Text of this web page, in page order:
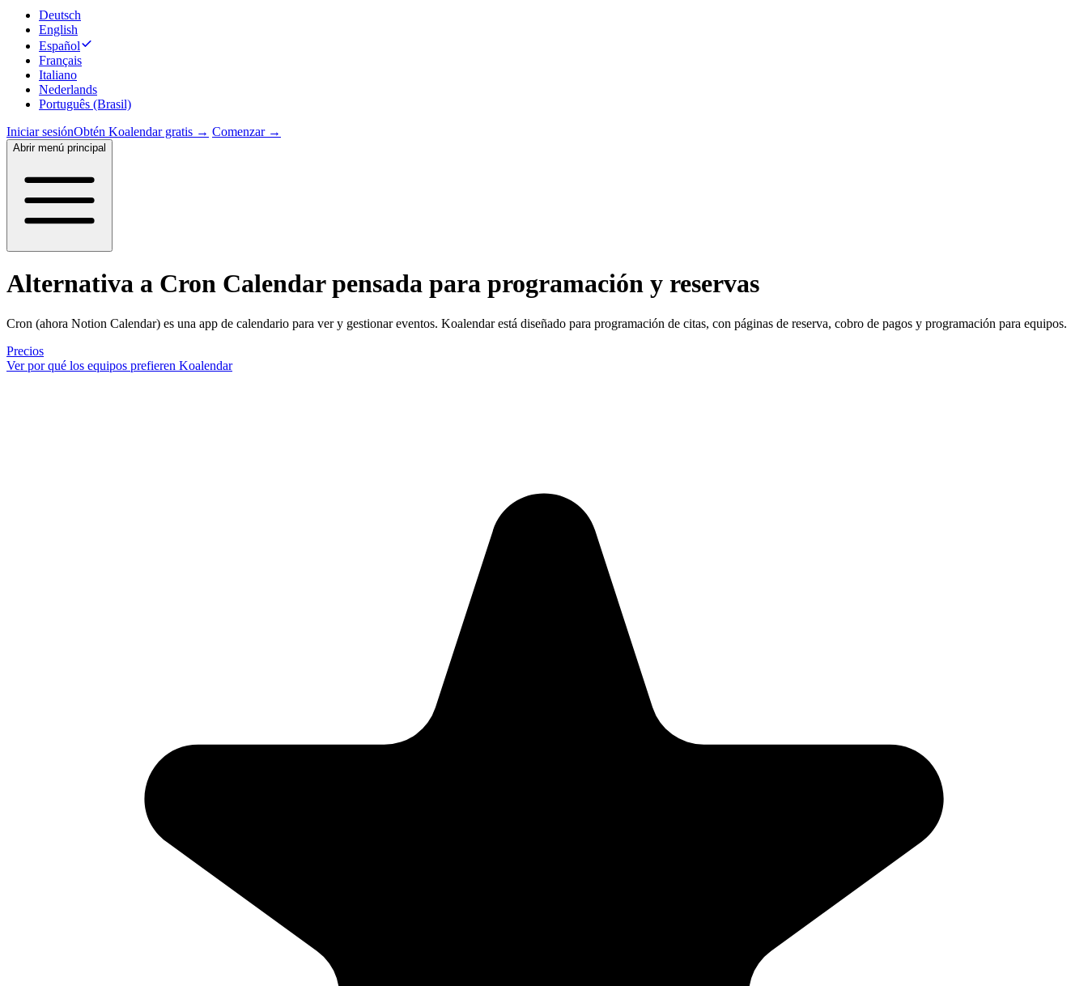
Deutsch
English
Español
Français
Italiano
Nederlands
Português (Brasil)
Iniciar sesiónObtén Koalendar gratis → Comenzar →
Abrir menú principal
Alternativa a Cron Calendarpensada para programación y reservas
Cron (ahora Notion Calendar) es una app de calendario para ver y gestionar eventos. Koalendar está diseñado para programación de citas, con páginas de reserva, cobro de pagos y programación para equipos.
Precios
Ver por qué los equipos prefieren Koalendar